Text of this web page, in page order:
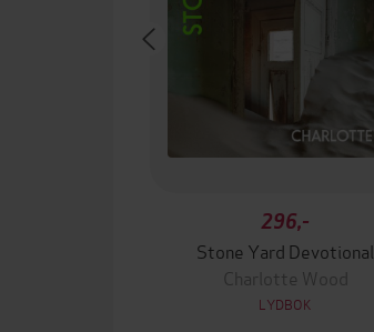
296,-
Stone Yard Devotional
Charlotte Wood
LYDBOK